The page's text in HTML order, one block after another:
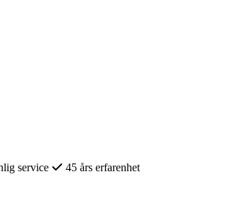
service
45 års erfarenhet